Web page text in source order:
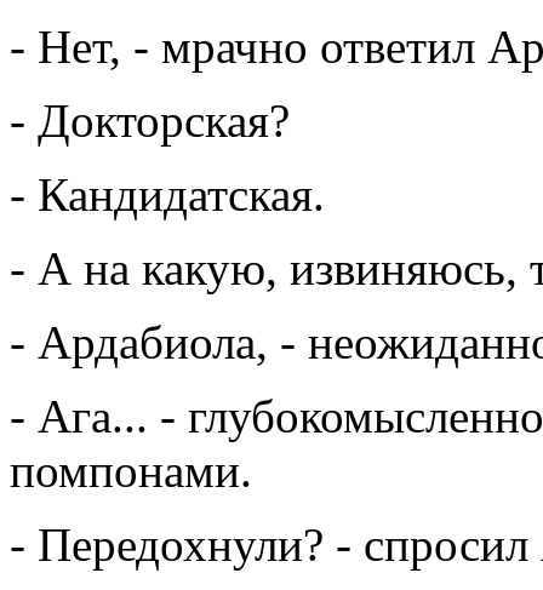
- Нет, - мрачно ответил
- Докторская?
- Кандидатская.
- А на какую, извиняюсь,
- Ардабиола, -
- Ага... -
помпонами.
- Передохнули? - спросил